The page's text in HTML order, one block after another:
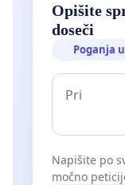
Opišite
doseči
Poganja
Napišite po
močno